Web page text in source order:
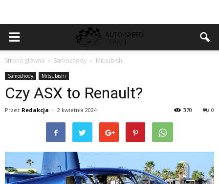
Strona główna Samochody Mitsubishi
Samochody Mitsubishi
Czy ASX to Renault?
Przez Redakcja - 2 kwietnia 2024 0
370